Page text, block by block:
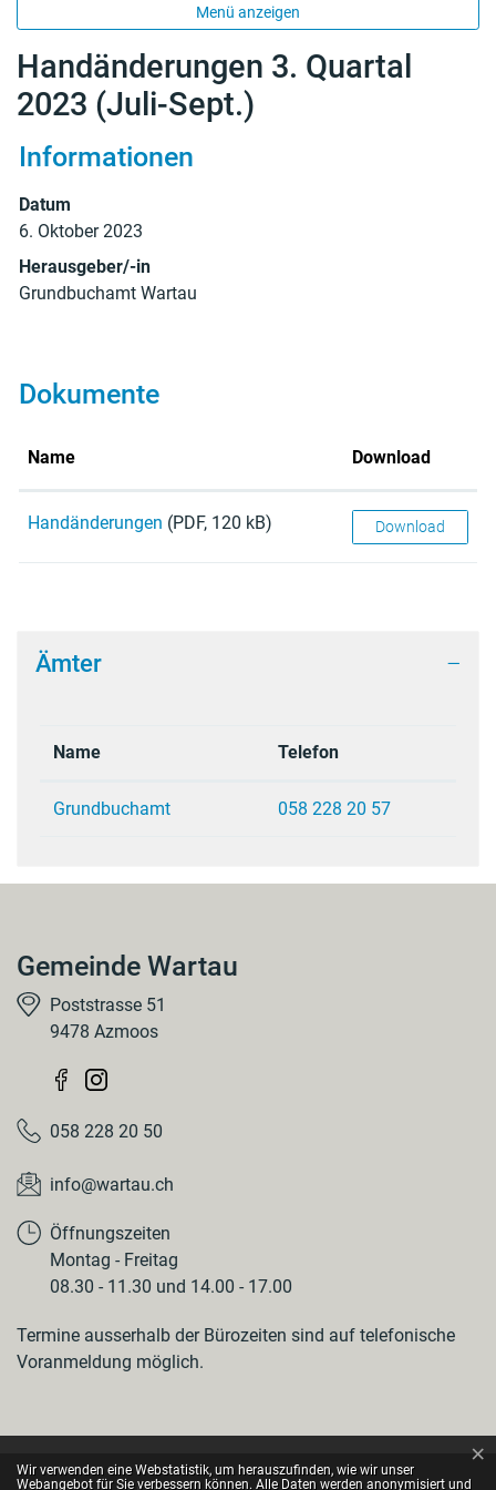
Menü anzeigen
Handänderungen 3. Quartal
2023 (Juli-Sept.)
Informationen
Datum
6. Oktober 2023
Herausgeber/-in
Grundbuchamt Wartau
Dokumente
Name Download
Handänderungen (PDF, 120 kB) Download
Ämter
Name Telefon
Grundbuchamt 058 228 20 57
Gemeinde Wartau
Poststrasse 51
9478 Azmoos
058 228 20 50
info@wartau.ch
Öffnungszeiten
Montag - Freitag
08.30 - 11.30 und 14.00 - 17.00
Termine ausserhalb der Bürozeiten sind auf telefonische
Voranmeldung möglich.
Webstatistik
Wir verwenden eine Webstatistik, um herauszufinden, wie wir unser
Webangebot für Sie verbessern können. Alle Daten werden anonymisiert und
×